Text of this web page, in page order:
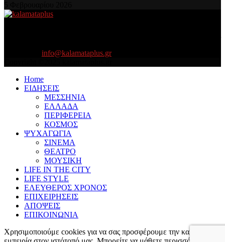
info@kalamataplus.gr
Home
ΕΙΔΗΣΕΙΣ
ΜΕΣΣΗΝΙΑ
ΕΛΛΑΔΑ
ΠΕΡΙΦΕΡΕΙΑ
ΚΟΣΜΟΣ
ΨΥΧΑΓΩΓΙΑ
ΣΙΝΕΜΑ
ΘΕΑΤΡΟ
ΜΟΥΣΙΚΗ
LIFE IN THE CITY
LIFE STYLE
ΕΛΕΥΘΕΡΟΣ ΧΡΟΝΟΣ
ΕΠΙΧΕΙΡΗΣΕΙΣ
ΑΠΟΨΕΙΣ
ΕΠΙΚΟΙΝΩΝΙΑ
Χρησιμοποιούμε cookies για να σας προσφέρουμε την καλύτερη